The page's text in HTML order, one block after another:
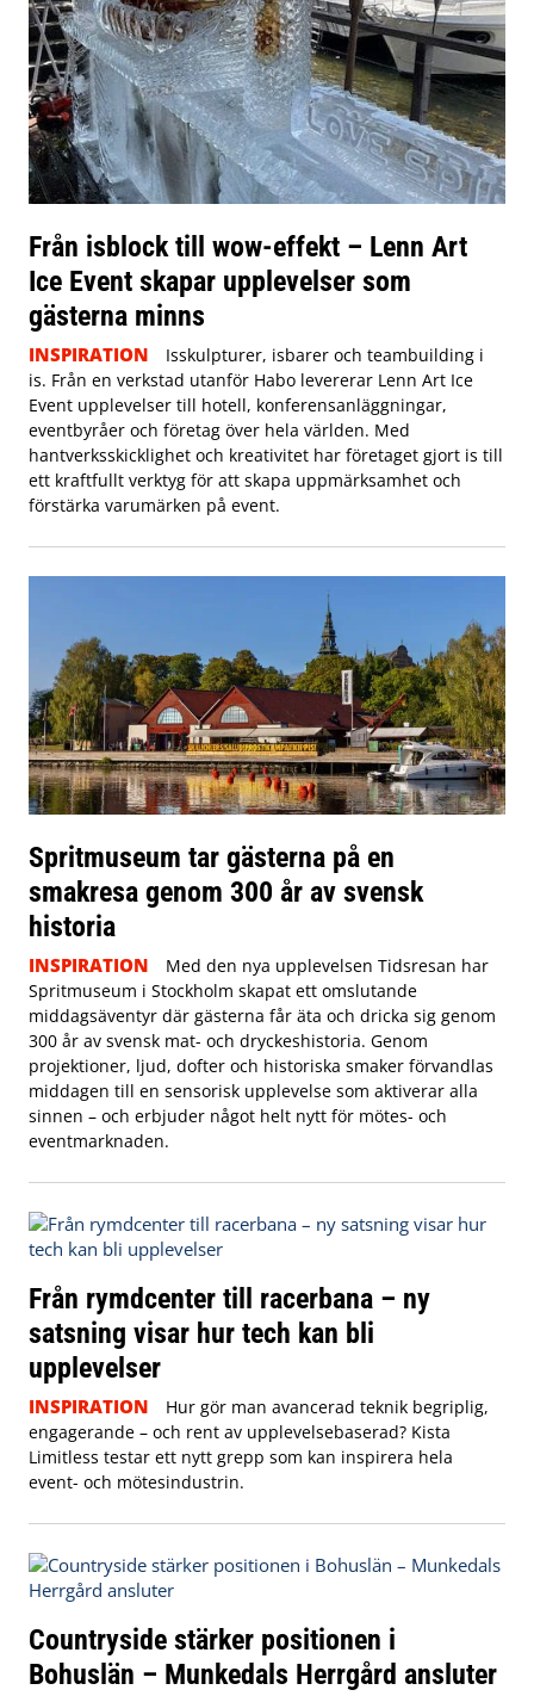
Från isblock till wow-effekt – Lenn Art
Ice Event skapar upplevelser som
gästerna minns
INSPIRATION
Isskulpturer, isbarer och teambuilding i
is. Från en verkstad utanför Habo levererar Lenn Art Ice
Event upplevelser till hotell, konferensanläggningar,
eventbyråer och företag över hela världen. Med
hantverksskicklighet och kreativitet har företaget gjort is till
ett kraftfullt verktyg för att skapa uppmärksamhet och
förstärka varumärken på event.
Spritmuseum tar gästerna på en
smakresa genom 300 år av svensk
historia
INSPIRATION
Med den nya upplevelsen Tidsresan har
Spritmuseum i Stockholm skapat ett omslutande
middagsäventyr där gästerna får äta och dricka sig genom
300 år av svensk mat- och dryckeshistoria. Genom
projektioner, ljud, dofter och historiska smaker förvandlas
middagen till en sensorisk upplevelse som aktiverar alla
sinnen – och erbjuder något helt nytt för mötes- och
eventmarknaden.
Från rymdcenter till racerbana – ny
satsning visar hur tech kan bli
upplevelser
INSPIRATION
Hur gör man avancerad teknik begriplig,
engagerande – och rent av upplevelsebaserad? Kista
Limitless testar ett nytt grepp som kan inspirera hela
event- och mötesindustrin.
Countryside stärker positionen i
Bohuslän – Munkedals Herrgård ansluter